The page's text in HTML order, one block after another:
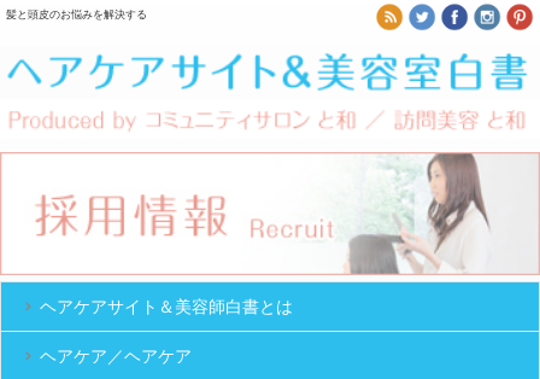
髪と頭皮のお悩みを解決する
ヘアケアサイト＆美容師白書とは
ヘアケア／ヘアケア